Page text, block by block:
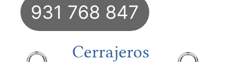
931 768 847